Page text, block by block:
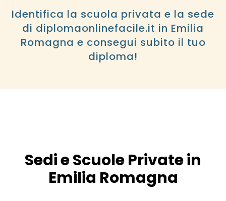
Identifica la scuola privata e la sede
di diplomaonlinefacile.it in Emilia
Romagna e consegui subito il tuo
diploma!
Sedi e Scuole Private in
Emilia Romagna